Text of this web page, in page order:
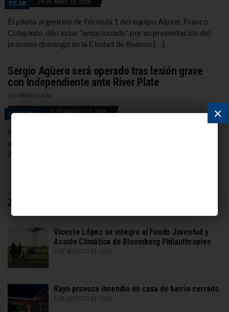
PILAR
El piloto argentino de Fórmula 1 del equipo Alpine, Franco
Colapinto, dijo estar “emocionado” por su presentación del
próximo domingo en la Ciudad de Buenos […]
Sergio Agüero será operado tras lesión grave
con Independiente ante River Plate
REDACCIÓN
LA PLATA 31 DE MARZO DE 2026
Sergio Agüero sufrió una lesión grave durante un partido del
equipo Senior de Independiente: se rompió el tendón de
Aquiles y será intervenido quirúrgicamente. El […]
Zona Norte
Vicente López se integra al Fondo Juventud y
Acción Climática de Bloomberg Philanthropies
6 DE AGOSTO DE 2026
Rayo provoca incendio en casa de barrio cerrado
6 DE AGOSTO DE 2026
×